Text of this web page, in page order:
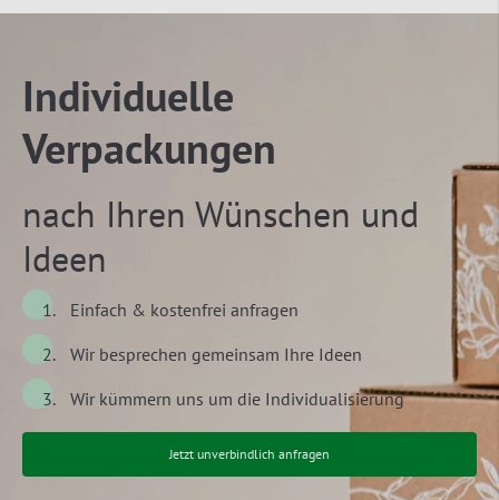
Individuelle
Verpackungen
nach Ihren Wünschen und
Ideen
Einfach & kostenfrei anfragen
Wir besprechen gemeinsam Ihre Ideen
Wir kümmern uns um die Individualisierung
Jetzt unverbindlich anfragen